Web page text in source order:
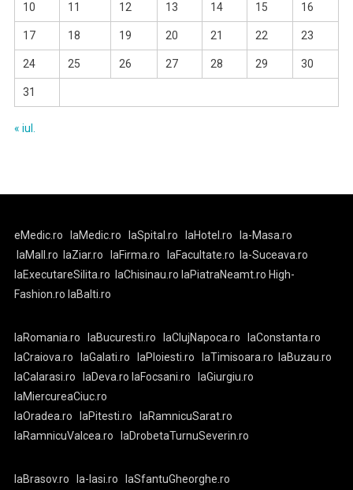
10 11 12 13 14 15 16
17 18 19 20 21 22 23
24 25 26 27 28 29 30
31
« iul.
eMedic.ro laMedic.ro laSpital.ro laHotel.ro
la-Masa.ro
laMall.ro
laZiar.ro laFirma.ro laFacultate.ro
la-Suceava.ro
laExecutareSilita.ro
laChisinau.ro laPiatraNeamt.ro High-
Fashion.ro laBalti.ro
laRomania.ro laBucuresti.ro laClujNapoca.ro
laConstanta.ro
laCraiova.ro
laGalati.ro laPloiesti.ro laTimisoara.ro
laBuzau.ro
laCalarasi.ro
laDeva.ro laFocsani.ro
laGiurgiu.ro
laMiercureaCiuc.ro
laOradea.ro
laPitesti.ro
laRamnicuSarat.ro
laRamnicuValcea.ro
laDrobetaTurnuSeverin.ro
laBrasov.ro la-Iasi.ro laSfantuGheorghe.ro